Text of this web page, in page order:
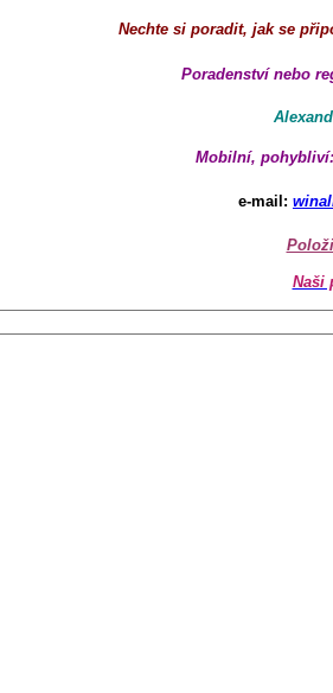
Nechte si poradit, jak se
Poradenství nebo
Mobilní,
e-mail:
Naši